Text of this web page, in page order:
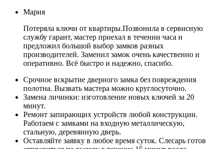
Мария
Потеряла ключи от квартиры.Позвонила в сервисную
службу гарант, мастер приехал в течении часа и
предложил большой выбор замков разных
производителей. Заменил замок очень качественно и
оперативно. Всё быстро и надежно, спасибо.
Срочное вскрытие дверного замка без повреждения
полотна. Вызвать мастера можно круглосуточно.
Замена личинки: изготовление новых ключей за 20
минут.
Ремонт запирающих устройств любой конструкции.
Работаем с замками на входную металлическую,
стальную, деревянную дверь.
Оставляйте заявку в любое время суток. Слесарь готов